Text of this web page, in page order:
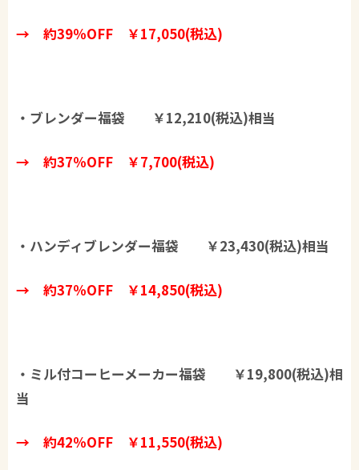
→ 約39％OFF ￥17,050(税込)
・ブレンダー福袋​ ￥12,210(税込)相当
→ 約37％OFF ￥7,700(税込)
・ハンディブレンダー福袋 ￥23,430(税込)相当
→ 約37％OFF ￥14,850(税込)
・ミル付コーヒーメーカー福袋 ￥19,800(税込)相
当
→ 約42％OFF ￥11,550(税込)